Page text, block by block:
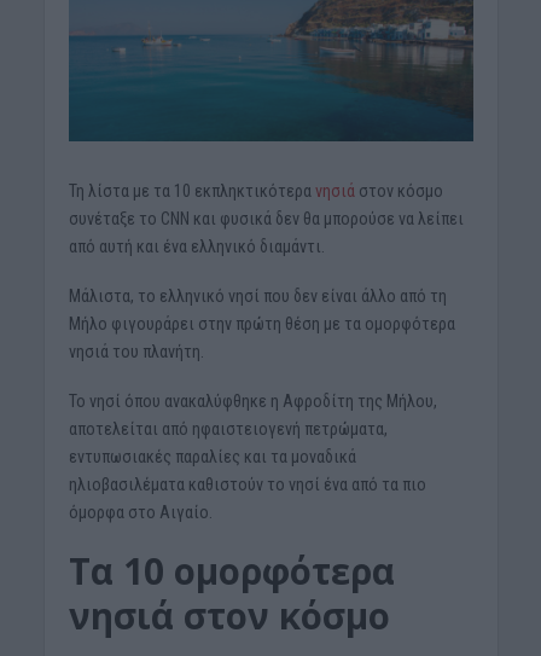
Τη λίστα με τα 10 εκπληκτικότερα νησιά στον κόσμο
συνέταξε το CNN και φυσικά δεν θα μπορούσε να λείπει
από αυτή και ένα ελληνικό διαμάντι.
Μάλιστα, το ελληνικό νησί που δεν είναι άλλο από τη
Μήλο φιγουράρει στην πρώτη θέση με τα ομορφότερα
νησιά του πλανήτη.
Το νησί όπου ανακαλύφθηκε η Αφροδίτη της Μήλου,
αποτελείται από ηφαιστειογενή πετρώματα,
εντυπωσιακές παραλίες και τα μοναδικά
ηλιοβασιλέματα καθιστούν το νησί ένα από τα πιο
όμορφα στο Αιγαίο.
Τα 10 ομορφότερα
νησιά στον κόσμο